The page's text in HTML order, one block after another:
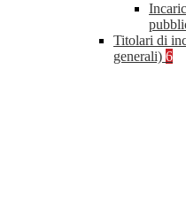
Titolari di
generali) 6